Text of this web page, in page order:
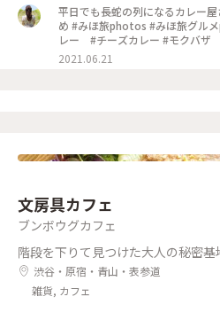
😂💓 #MOKUBAZA #カレー #キ
平日でも長蛇の列になるカレー屋さんで
め #みほ旅photos #みほ旅グルメphotos #みほ旅東京
レー #チーズカレー #モクバ
2021.06.21
文房具カフェ
ブンボウグカフェ
階段を下りて見つけた大人の秘密基
渋谷・原宿・青山・表参道
雑貨, カフェ